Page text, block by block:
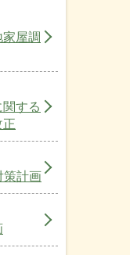
屋調
する
正
策計画